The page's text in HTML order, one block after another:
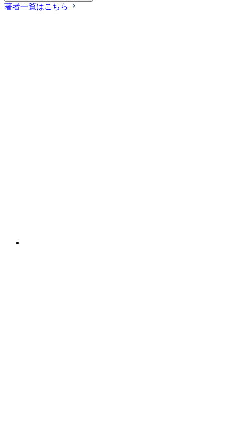
著者一覧はこちら